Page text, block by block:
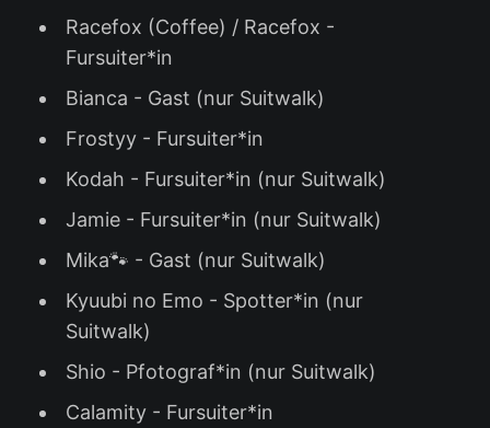
Racefox (Coffee) / Racefox -
Fursuiter*in
Bianca - Gast (nur Suitwalk)
Frostyy - Fursuiter*in
Kodah - Fursuiter*in (nur Suitwalk)
Jamie - Fursuiter*in (nur Suitwalk)
Mika🐾 - Gast (nur Suitwalk)
Kyuubi no Emo - Spotter*in (nur
Suitwalk)
Shio - Pfotograf*in (nur Suitwalk)
Calamity - Fursuiter*in